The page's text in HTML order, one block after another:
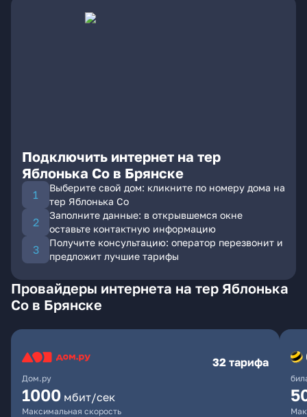
Подключить интернет на тер
Яблонька Со в Брянске
Выберите свой дом: кликните по номеру дома на
тер Яблонька Со
Заполните данные: в открывшемся окне
оставьте контактную информацию
Получите консультацию: оператор перезвонит и
предложит лучшие тарифы
Провайдеры интернета на тер Яблонька
Со в Брянске
Дом.ру
32 тарифа
1000 мбит/сек
Максимальная скорость